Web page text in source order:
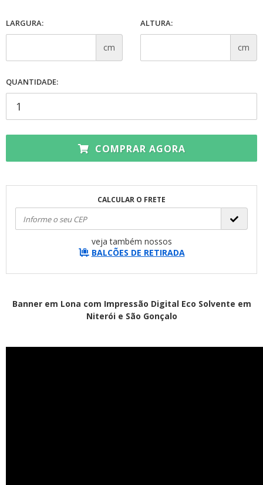
LARGURA:
cm
ALTURA:
cm
QUANTIDADE:
COMPRAR AGORA
CALCULAR O FRETE
veja também nossos
BALCÕES DE RETIRADA
Banner em Lona com Impressão Digital Eco Solvente em
Niterói e São Gonçalo